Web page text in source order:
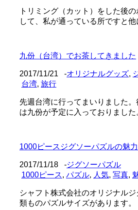
トリミング（カット）をした後
して、私が通っている所ですと
九份（台湾）でお茶してきました
2017/11/21 -オリジナルグッズ,
台湾, 旅行
先週台湾に行ってまいりました
は九份が予定に入っておりまし
1000ピースジグソーパズルの魅
2017/11/18 -ジグソーパズル
1000ピース, パズル, 人気, 写真,
シャフト株式会社のオリジナル
類ものパズルサイズがあります